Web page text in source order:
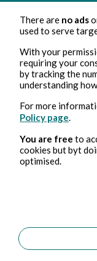
Apr 9, 2026 7
Pour une
Environment
0
Thierry
There are no ads
used to serve
With your
requiring your
by tracking the
understanding
For more
Policy page
You are free to
cookies but byt
optimised.